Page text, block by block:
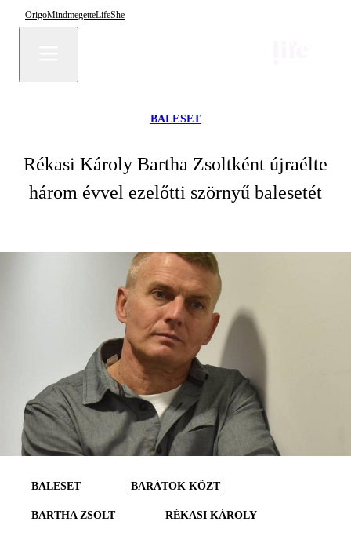
OrigoMindmegetteLifeShe
BALESET
Rékasi Károly Bartha Zsoltként újraélte
három évvel ezelőtti szörnyű balesetét
BALESET BARÁTOK KÖZT
BARTHA ZSOLT RÉKASI KÁROLY